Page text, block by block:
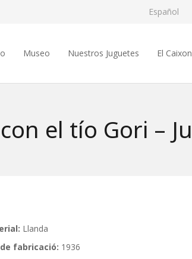
Español
Museo Nuestros Juguetes El
el tío Gori –
Llanda
fabricació: 1936